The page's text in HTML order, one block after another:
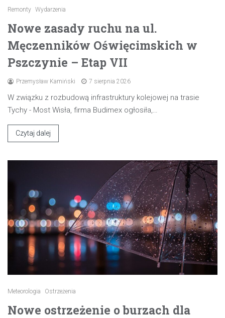
Remonty Wydarzenia
Nowe zasady ruchu na ul.
Męczenników Oświęcimskich w
Pszczynie – Etap VII
Przemysław Kamiński 7 sierpnia 2026
W związku z rozbudową infrastruktury kolejowej na trasie
Tychy - Most Wisła, firma Budimex ogłosiła,…
Czytaj dalej
Meteorologia Ostrzeżenia
Nowe ostrzeżenie o burzach dla